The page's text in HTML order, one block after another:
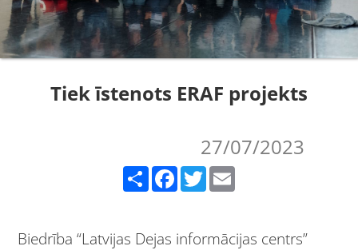
Tiek īstenots ERAF projekts
27/07/2023
Share Facebook Twitter
Biedrība “Latvijas Dejas informācijas centrs”